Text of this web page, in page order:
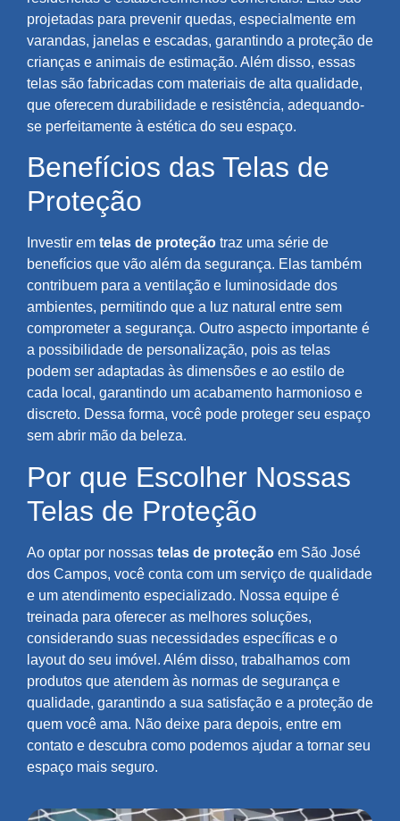
projetadas para prevenir quedas, especialmente em
varandas, janelas e escadas, garantindo a proteção de
crianças e animais de estimação. Além disso, essas
telas são fabricadas com materiais de alta qualidade,
que oferecem durabilidade e resistência, adequando-
se perfeitamente à estética do seu espaço.
Benefícios das Telas de
Proteção
Investir em telas de proteção traz uma série de
benefícios que vão além da segurança. Elas também
contribuem para a ventilação e luminosidade dos
ambientes, permitindo que a luz natural entre sem
comprometer a segurança. Outro aspecto importante é
a possibilidade de personalização, pois as telas
podem ser adaptadas às dimensões e ao estilo de
cada local, garantindo um acabamento harmonioso e
discreto. Dessa forma, você pode proteger seu espaço
sem abrir mão da beleza.
Por que Escolher Nossas
Telas de Proteção
Ao optar por nossas telas de proteção em São José
dos Campos, você conta com um serviço de qualidade
e um atendimento especializado. Nossa equipe é
treinada para oferecer as melhores soluções,
considerando suas necessidades específicas e o
layout do seu imóvel. Além disso, trabalhamos com
produtos que atendem às normas de segurança e
qualidade, garantindo a sua satisfação e a proteção de
quem você ama. Não deixe para depois, entre em
contato e descubra como podemos ajudar a tornar seu
espaço mais seguro.